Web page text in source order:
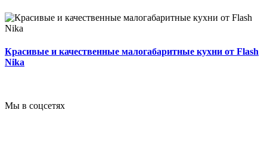
Красивые и качественные малогабаритные кухни от Flash
Nika
Мы в соцсетях